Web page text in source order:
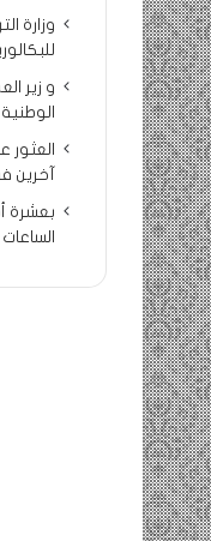
وزارة
و زير
آخرين
بعشرة